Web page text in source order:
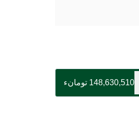
148,630,510 تومانء